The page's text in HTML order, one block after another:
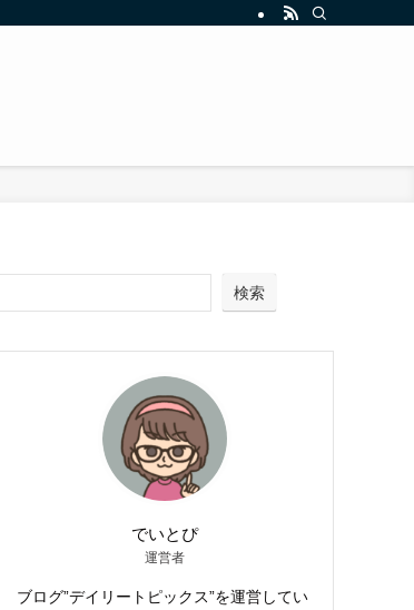
検索
でいとぴ
運営者
ブログ”デイリートピックス”を運営してい